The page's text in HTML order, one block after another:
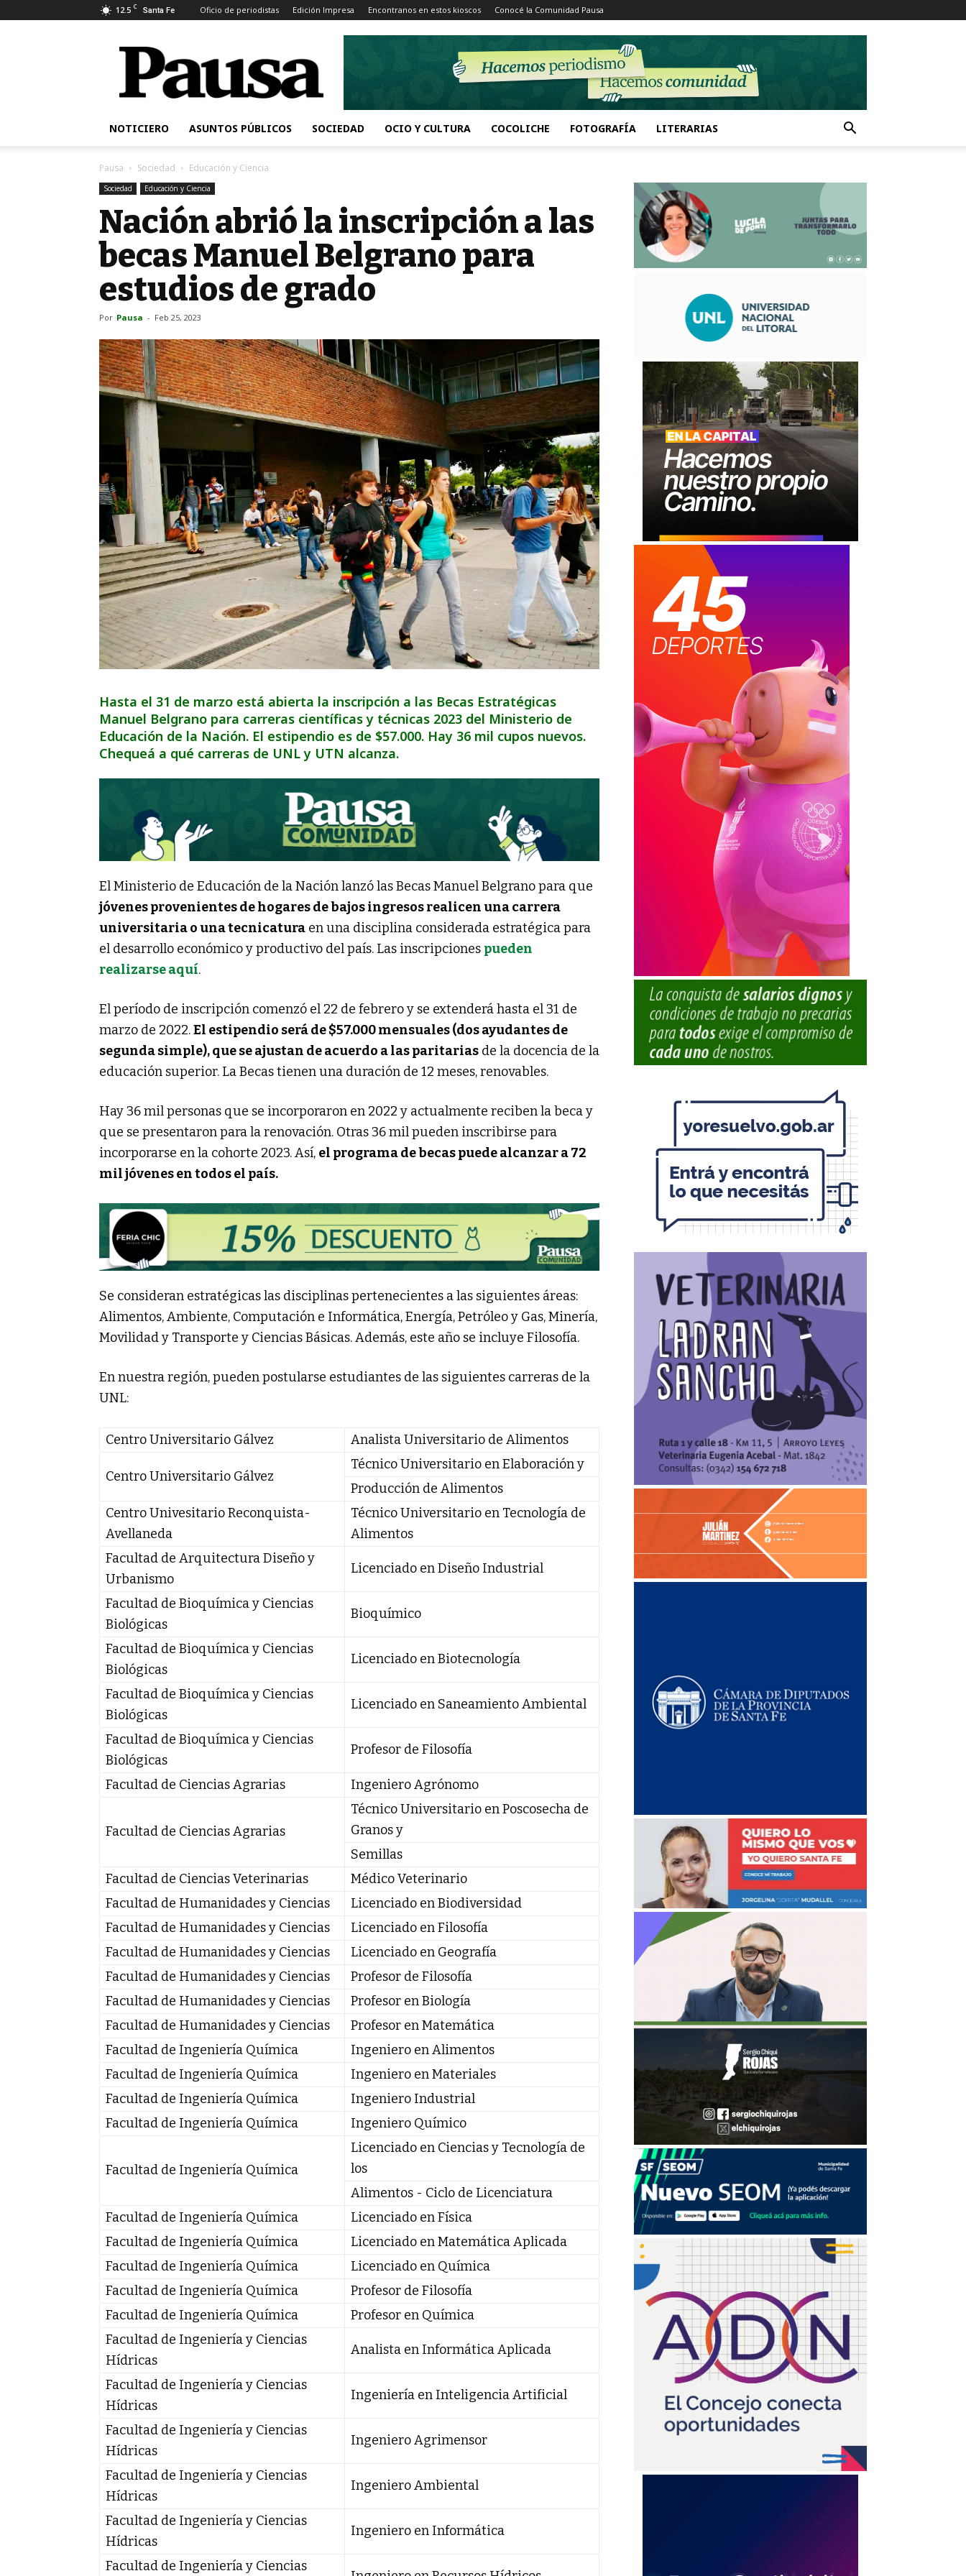
12.5 C Santa Fe Oficio de periodistas Edición Impresa Encontranos en estos kioscos Conocé la Comunidad Pausa
Pausa
NOTICIERO ASUNTOS PÚBLICOS SOCIEDAD OCIO Y CULTURA COCOLICHE FOTOGRAFÍA LITERARIAS
Pausa Sociedad Educación y Ciencia
Sociedad Educación y Ciencia
Nación abrió la inscripción a las
becas Manuel Belgrano para
estudios de grado
Por Pausa - Feb 25, 2023
Hasta el 31 de marzo está abierta la inscripción a las Becas Estratégicas
Manuel Belgrano para carreras científicas y técnicas 2023 del Ministerio de
Educación de la Nación. El estipendio es de $57.000. Hay 36 mil cupos nuevos.
Chequeá a qué carreras de UNL y UTN alcanza.
El Ministerio de Educación de la Nación lanzó las Becas Manuel Belgrano para que
jóvenes provenientes de hogares de bajos ingresos realicen una carrera
universitaria o una tecnicatura en una disciplina considerada estratégica para
el desarrollo económico y productivo del país. Las inscripciones pueden
realizarse aquí.
El período de inscripción comenzó el 22 de febrero y se extenderá hasta el 31 de
marzo de 2022.El estipendio será de $57.000 mensuales (dos ayudantes de
segunda simple), que se ajustan de acuerdo a las paritarias de la docencia de la
educación superior. La Becas tienen una duración de 12 meses, renovables.
Hay 36 mil personas que se incorporaron en 2022 y actualmente reciben la beca y
que se presentaron para la renovación. Otras 36 mil pueden inscribirse para
incorporarse en la cohorte 2023. Así, el programa de becas puede alcanzar a 72
mil jóvenes en todos el país.
Se consideran estratégicas las disciplinas pertenecientes a las siguientes áreas:
Alimentos, Ambiente, Computación e Informática, Energía, Petróleo y Gas, Minería,
Movilidad y Transporte y Ciencias Básicas. Además, este año se incluye Filosofía.
En nuestra región, pueden postularse estudiantes de las siguientes carreras de la
UNL:
Centro Universitario Gálvez Analista Universitario de Alimentos
Centro Universitario Gálvez
Técnico Universitario en Elaboración y
Producción de Alimentos
Centro Univesitario Reconquista-
Avellaneda
Técnico Universitario en Tecnología de
Alimentos
Facultad de Arquitectura Diseño y
Urbanismo
Licenciado en Diseño Industrial
Facultad de Bioquímica y Ciencias
Biológicas
Bioquímico
Facultad de Bioquímica y Ciencias
Biológicas
Licenciado en Biotecnología
Facultad de Bioquímica y Ciencias
Biológicas
Licenciado en Saneamiento Ambiental
Facultad de Bioquímica y Ciencias
Biológicas
Profesor de Filosofía
Facultad de Ciencias Agrarias Ingeniero Agrónomo
Facultad de Ciencias Agrarias
Técnico Universitario en Poscosecha de
Granos y
Semillas
Facultad de Ciencias Veterinarias
Médico Veterinario
Facultad de Humanidades y Ciencias
Licenciado en Biodiversidad
Facultad de Humanidades y Ciencias
Licenciado en Filosofía
Facultad de Humanidades y Ciencias
Licenciado en Geografía
Facultad de Humanidades y Ciencias
Profesor de Filosofía
Facultad de Humanidades y Ciencias
Profesor en Biología
Facultad de Humanidades y Ciencias
Profesor en Matemática
Facultad de Ingeniería Química
Ingeniero en Alimentos
Facultad de Ingeniería Química
Ingeniero en Materiales
Facultad de Ingeniería Química
Ingeniero Industrial
Facultad de Ingeniería Química
Ingeniero Químico
Facultad de Ingeniería Química
Licenciado en Ciencias y Tecnología de
los
Alimentos - Ciclo de Licenciatura
Facultad de Ingeniería Química
Licenciado en Física
Facultad de Ingeniería Química
Licenciado en Matemática Aplicada
Facultad de Ingeniería Química
Licenciado en Química
Facultad de Ingeniería Química
Profesor de Filosofía
Facultad de Ingeniería Química
Profesor en Química
Facultad de Ingeniería y Ciencias
Hídricas
Analista en Informática Aplicada
Facultad de Ingeniería y Ciencias
Hídricas
Ingeniería en Inteligencia Artificial
Facultad de Ingeniería y Ciencias
Hídricas
Ingeniero Agrimensor
Facultad de Ingeniería y Ciencias
Hídricas
Ingeniero Ambiental
Facultad de Ingeniería y Ciencias
Hídricas
Ingeniero en Informática
Facultad de Ingeniería y Ciencias